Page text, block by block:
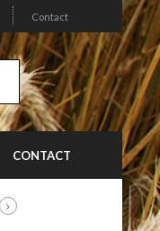
Contact
CONTACT